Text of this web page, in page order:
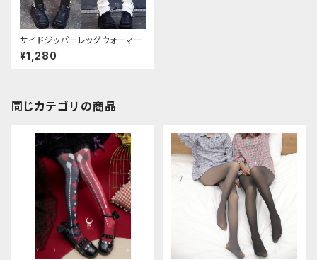
サイドジッパーレッグウォーマー
¥1,280
同じカテゴリの商品